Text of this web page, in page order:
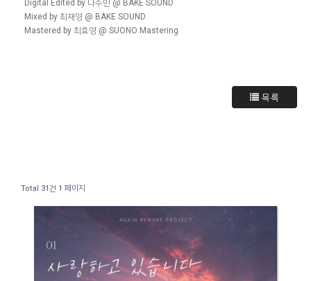
Digital Edited by 나수민 @ BAKE SOUND
Mixed by 최재영 @ BAKE SOUND
Mastered by 최효영 @ SUONO Mastering
목록
Total 31건 1 페이지